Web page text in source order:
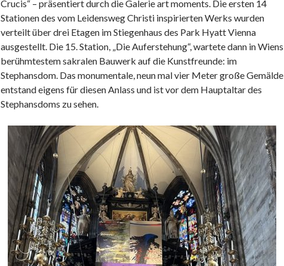
Crucis“ – präsentiert durch die Galerie art moments. Die ersten 14
Stationen des vom Leidensweg Christi inspirierten Werks wurden
verteilt über drei Etagen im Stiegenhaus des Park Hyatt Vienna
ausgestellt. Die 15. Station, „Die Auferstehung“, wartete dann in Wiens
berühmtestem sakralen Bauwerk auf die Kunstfreunde: im
Stephansdom. Das monumentale, neun mal vier Meter große Gemälde
entstand eigens für diesen Anlass und ist vor dem Hauptaltar des
Stephansdoms zu sehen.